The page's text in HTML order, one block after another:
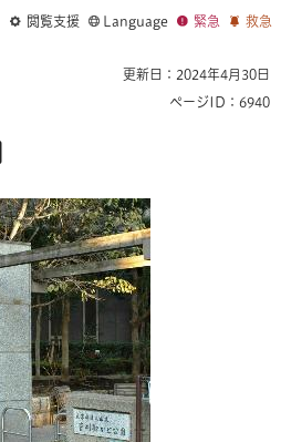
閲覧支援 Language 緊急 救急
更新日：2024年4月30日
ページID：6940